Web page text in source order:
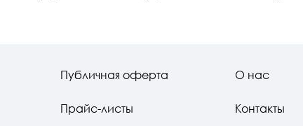
Публичная оферта
Прайс-листы
О нас
Контакты